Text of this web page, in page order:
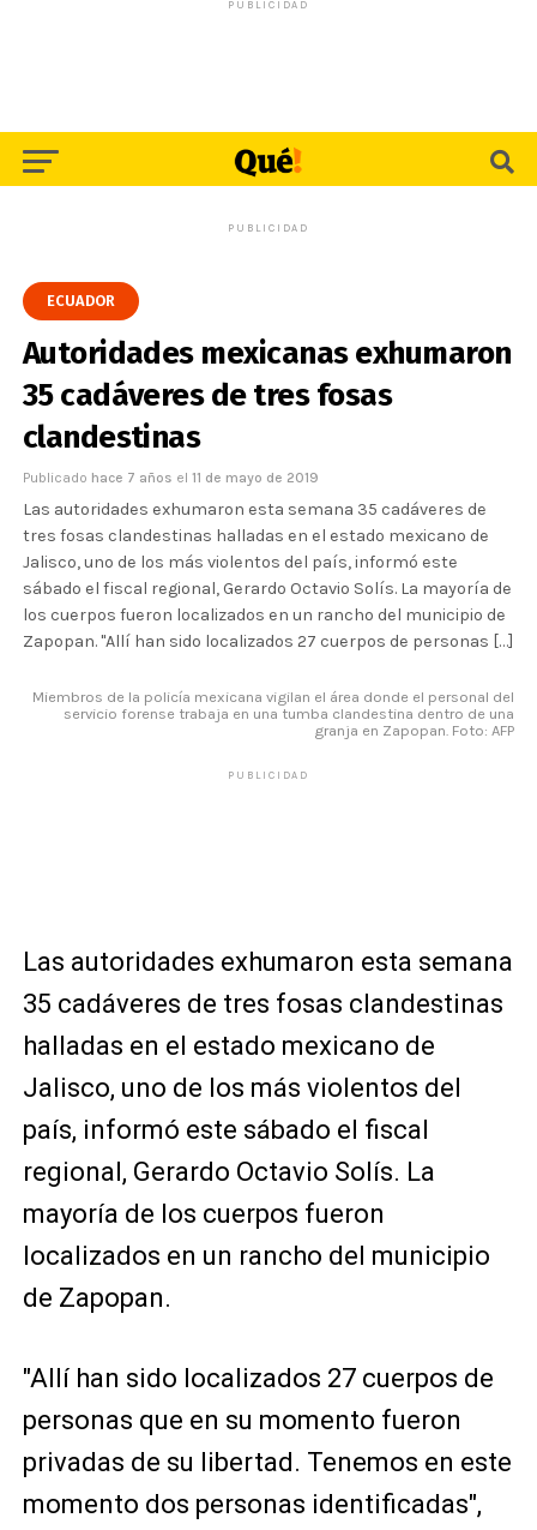
PUBLICIDAD
PUBLICIDAD
ECUADOR
Autoridades mexicanas exhumaron
35 cadáveres de tres fosas
clandestinas
Publicado hace 7 años el 11 de mayo de 2019
Las autoridades exhumaron esta semana 35 cadáveres de
tres fosas clandestinas halladas en el estado mexicano de
Jalisco, uno de los más violentos del país, informó este
sábado el fiscal regional, Gerardo Octavio Solís. La mayoría de
los cuerpos fueron localizados en un rancho del municipio de
Zapopan. "Allí han sido localizados 27 cuerpos de personas […]
Miembros de la policía mexicana vigilan el área donde el personal del
servicio forense trabaja en una tumba clandestina dentro de una
granja en Zapopan. Foto: AFP
PUBLICIDAD
Las autoridades exhumaron esta semana
35 cadáveres de tres fosas clandestinas
halladas en el estado mexicano de
Jalisco, uno de los más violentos del
país, informó este sábado el fiscal
regional, Gerardo Octavio Solís. La
mayoría de los cuerpos fueron
localizados en un rancho del municipio
de Zapopan.
"Allí han sido localizados 27 cuerpos de
personas que en su momento fueron
privadas de su libertad. Tenemos en este
momento dos personas identificadas",